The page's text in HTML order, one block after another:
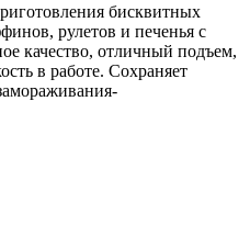
бисквитных
рулетов и печенья с
качество, отличный подъем,
в работе. Сохраняет